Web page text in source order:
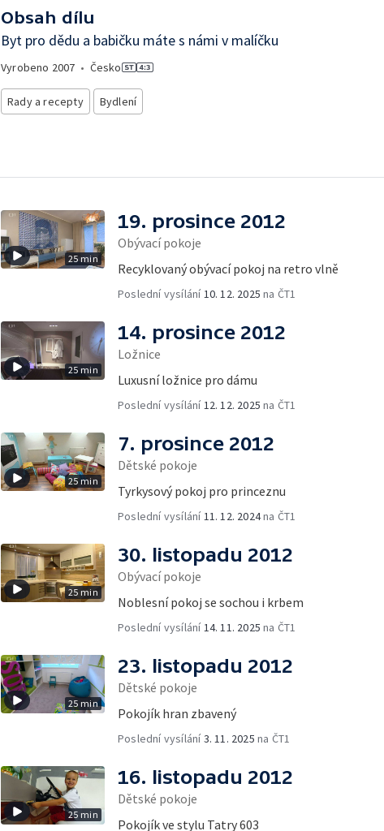
Obsah dílu
Byt pro dědu a babičku máte s námi v malíčku
Vyrobeno 2007 • Česko
Rady a recepty Bydlení
25 min
19. prosince 2012
Obývací pokoje
Recyklovaný obývací pokoj na retro vlně
Poslední vysílání 10. 12. 2025 na ČT1
25 min
14. prosince 2012
Ložnice
Luxusní ložnice pro dámu
Poslední vysílání 12. 12. 2025 na ČT1
25 min
7. prosince 2012
Dětské pokoje
Tyrkysový pokoj pro princeznu
Poslední vysílání 11. 12. 2024na ČT1
25 min
30. listopadu 2012
Obývací pokoje
Noblesní pokoj se sochou i krbem
Poslední vysílání 14. 11. 2025 na ČT1
25 min
23. listopadu 2012
Dětské pokoje
Pokojík hran zbavený
Poslední vysílání3. 11. 2025 na ČT1
25 min
16. listopadu 2012
Dětské pokoje
Pokojík ve stylu Tatry 603